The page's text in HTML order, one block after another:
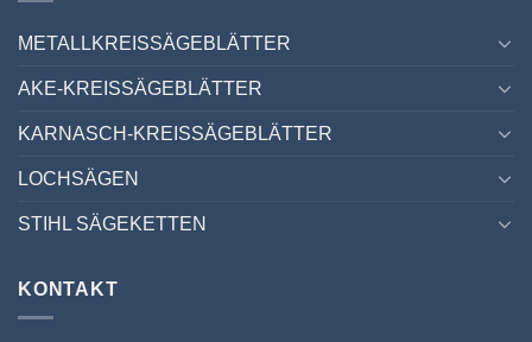
METALLKREISSÄGEBLÄTTER
AKE-KREISSÄGEBLÄTTER
KARNASCH-KREISSÄGEBLÄTTER
LOCHSÄGEN
STIHL SÄGEKETTEN
KONTAKT